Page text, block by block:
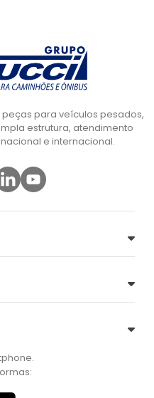
para veículos pesados,
estrutura, atendimento
e internacional.